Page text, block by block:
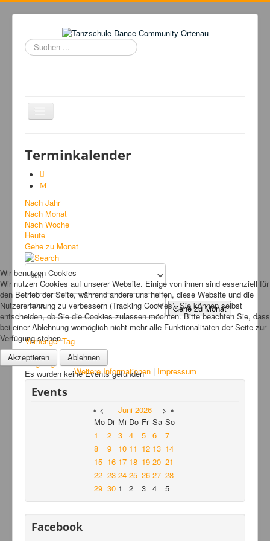
Suchen
...
Navigation
an/aus
Tanzschule
Kursangebot
Events
Fuegolatino
Bilder
News
Links
FAQ
Hansefit
Kontakt
Terminkalender
Nach Jahr
Nach Monat
Nach Woche
Heute
Gehe zu Monat
Gehe zu Monat
Vorheriger Tag
Dienstag, 09. Juni 2026
Folgetag
Es wurden keine Events gefunden
Events
« < Juni 2026 > »
Mo Di Mi Do Fr Sa So
1
2 3 4 5 6
7
8
9 10 11 12 13 14
15 16 17 18 19 20 21
22 23 24 25 26 27 28
29 30 1 2 3 4 5
Facebook
Wir benutzen Cookies
Wir nutzen Cookies auf unserer Website. Einige von ihnen sind essenziell für
den Betrieb der Seite, während andere uns helfen, diese Website und die
Nutzererfahrung zu verbessern (Tracking Cookies). Sie können selbst
entscheiden, ob Sie die Cookies zulassen möchten. Bitte beachten Sie, dass
bei einer Ablehnung womöglich nicht mehr alle Funktionalitäten der Seite zur
Verfügung stehen.
Akzeptieren
Ablehnen
Weitere Informationen| Impressum